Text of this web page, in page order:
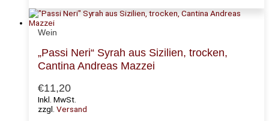
Wein
„Passi Neri“ Syrah aus Sizilien, trocken,
Cantina Andreas Mazzei
€11,20
Inkl. MwSt.
zzgl. Versand